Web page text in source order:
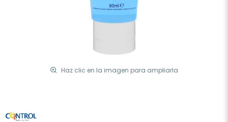
Haz clic en la imagen para ampliarla